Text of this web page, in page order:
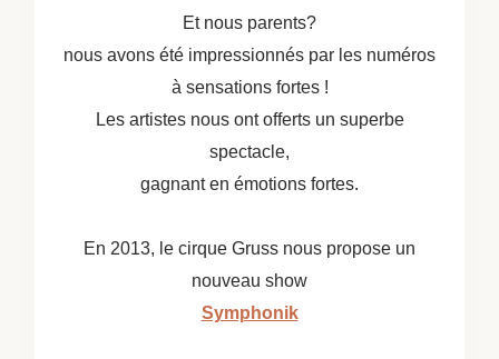
Et nous parents?
nous avons été impressionnés par les numéros
à sensations fortes !
Les artistes nous ont offerts un superbe
spectacle,
gagnant en émotions fortes.
En 2013, le cirque Gruss nous propose un
nouveau show
Symphonik